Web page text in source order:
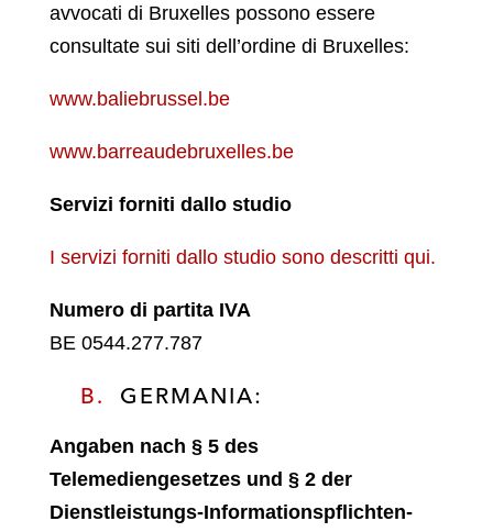
avvocati di Bruxelles possono essere
consultate sui siti dell’ordine di Bruxelles:
www.baliebrussel.be
www.barreaudebruxelles.be
Servizi forniti dallo studio
I servizi forniti dallo studio sono descritti qui.
Numero di partita IVA
BE 0544.277.787
B. GERMANIA:
Angaben nach § 5 des
Telemediengesetzes und § 2 der
Dienstleistungs-Informationspflichten-